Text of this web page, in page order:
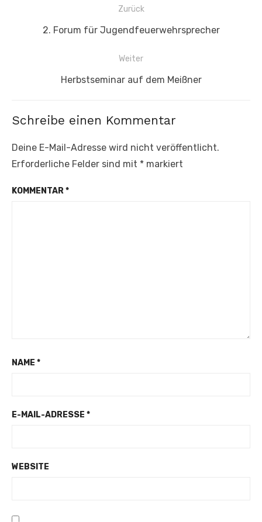
Beitragsnavigation
Zurück
Vorheriger
2. Forum für Jugendfeuerwehrsprecher
Weiter
Nächster
Herbstseminar auf dem Meißner
Schreibe einen Kommentar
Deine E-Mail-Adresse wird nicht veröffentlicht.
Erforderliche Felder sind mit * markiert
KOMMENTAR*
NAME *
E-MAIL-ADRESSE *
WEBSITE